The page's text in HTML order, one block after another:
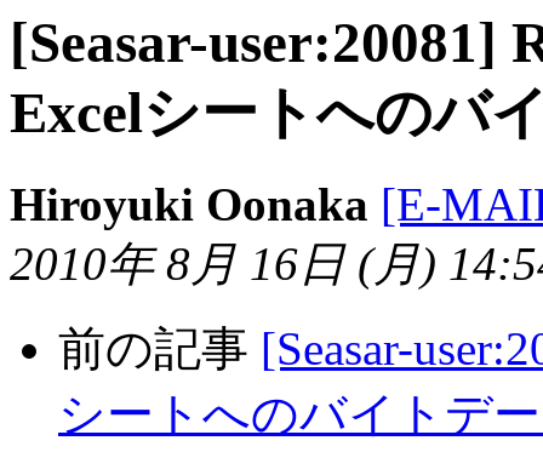
[Seasar-user:20081]
Excelシートへのバ
Hiroyuki Oonaka [E-
2010年 8月 16日 (月)
前の記事 [Seasar-
シートへのバイトデ